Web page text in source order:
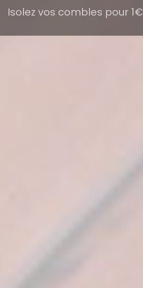
Isolez vos combles pour 1€